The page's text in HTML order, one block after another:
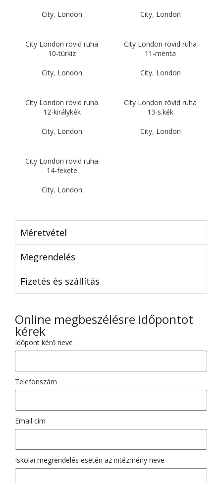
City, London City, London
City London rövid ruha
10-türkiz
City, London
City London rövid ruha
11-menta
City, London
City London rövid ruha
12-királykék
City, London
City London rövid ruha
13-s.kék
City, London
City London rövid ruha
14-fekete
City, London
Méretvétel
Megrendelés
Fizetés és szállítás
Online megbeszélésre időpontot
kérek
Időpont kérő neve
Telefonszám
Email cím
Iskolai megrendelés esetén az intézmény neve